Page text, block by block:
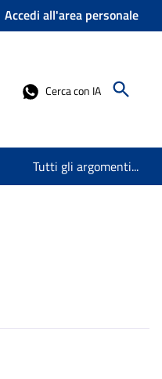
Accedi all'area personale
Cerca con IA
Tutti gli argomenti...